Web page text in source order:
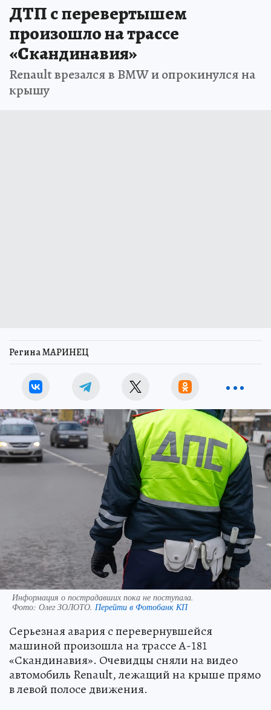
ДТП с перевертышем
произошло на трассе
«Скандинавия»
Renault врезался в BMW и опрокинулся на
крышу
Регина МАРИНЕЦ
Информация о пострадавших пока не поступала.
Фото: Олег ЗОЛОТО. Перейти в Фотобанк КП
Серьезная авария с перевернувшейся
машиной произошла на трассе А-181
«Скандинавия». Очевидцы сняли на видео
автомобиль Renault, лежащий на крыше прямо
в левой полосе движения.